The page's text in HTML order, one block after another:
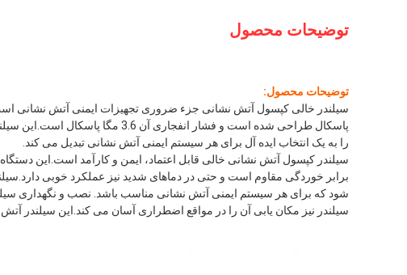
توضیحات محصول
توضیحات محصول:
پاسکال طراحی شده است و فشار
را به یک انتخاب ایده آل برای هر سیستم ایمنی آتش نشانی تبدیل می کند.
سیلندر کپسول آتش نشانی خالی قابل اعتماد، ایمن و کارآمد است.این
شود که برای هر سیستم ایمنی آتش نشانی مناسب باشد. نصب و نگهداری
سیلندر نیز مکان یابی آن را در مواقع اضطراری آسان می کند.این